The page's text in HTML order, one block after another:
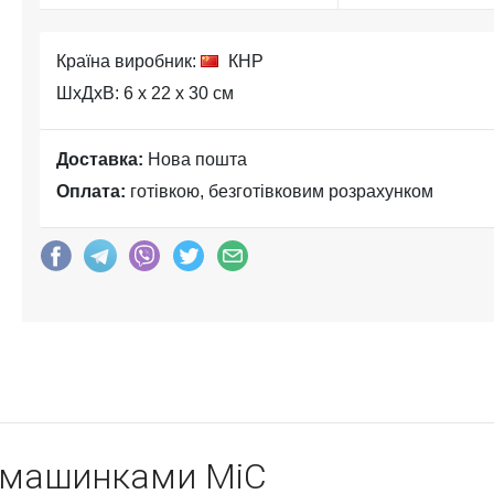
Країна виробник:
КНР
ШхДхВ: 6 x 22 x 30 см
Доставка: Нова пошта
Оплата: готівкою, безготівковим розрахунком
машинками MiC